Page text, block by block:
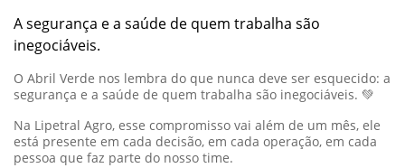
A segurança e a saúde de quem trabalha são
inegociáveis.
O Abril Verde nos lembra do que nunca deve ser esquecido: a
segurança e a saúde de quem trabalha são inegociáveis. 💚
Na Lipetral Agro, esse compromisso vai além de um mês, ele
está presente em cada decisão, em cada operação, em cada
pessoa que faz parte do nosso time.